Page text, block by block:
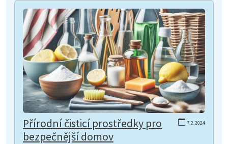
7.2.2024
Přírodní čisticí prostředky pro
bezpečnější domov